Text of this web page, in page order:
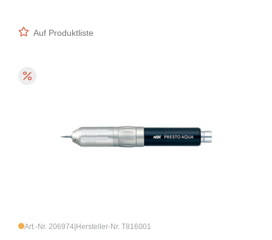
Auf Produktliste
Art.-Nr. 206974 Hersteller-Nr. T816001